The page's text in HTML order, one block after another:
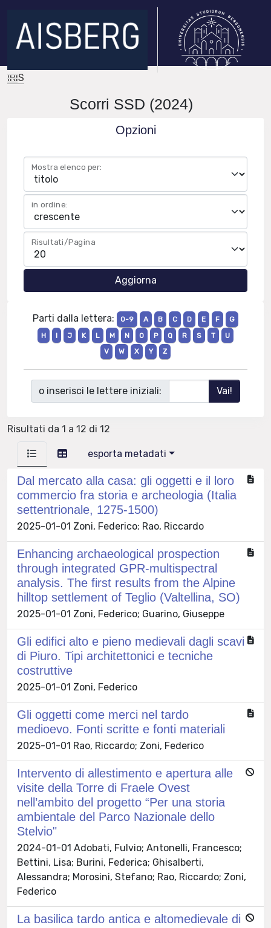
IRIS
Scorri SSD (2024)
Opzioni
Mostra elenco per:
in ordine:
Risultati/Pagina
Parti dalla lettera: 0-9 A B C D E F
G
H
I J K L M N O P Q R S T
U
V
W X Y Z
o inserisci le lettere iniziali:
Risultati da 1 a 12 di 12
esporta metadati
Dal mercato alla casa: gli oggetti e il loro
commercio fra storia e archeologia (Italia
settentrionale, 1275-1500)
2025-01-01 Zoni, Federico; Rao, Riccardo
Enhancing archaeological prospection
through integrated GPR-multispectral
analysis. The first results from the Alpine
hilltop settlement of Teglio (Valtellina, SO)
2025-01-01 Zoni, Federico; Guarino, Giuseppe
Gli edifici alto e pieno medievali dagli scavi
di Piuro. Tipi architettonici e tecniche
costruttive
2025-01-01 Zoni, Federico
Gli oggetti come merci nel tardo
medioevo. Fonti scritte e fonti materiali
2025-01-01 Rao, Riccardo; Zoni, Federico
Intervento di allestimento e apertura alle
visite della Torre di Fraele Ovest
nell’ambito del progetto “Per una storia
ambientale del Parco Nazionale dello
Stelvio"
2024-01-01 Adobati, Fulvio; Antonelli, Francesco;
Bettini, Lisa; Burini, Federica; Ghisalberti,
Alessandra; Morosini, Stefano; Rao, Riccardo; Zoni,
Federico
La basilica tardo antica e altomedievale di